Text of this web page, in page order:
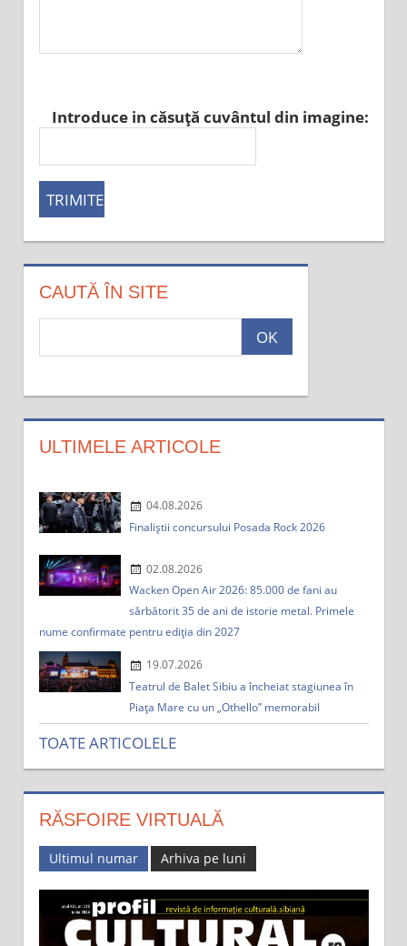
Introduce in căsuţă cuvântul din imagine:
CAUTĂ ÎN SITE
t
ULTIMELE ARTICOLE
04.08.2026
Finaliștii concursului Posada Rock 2026
02.08.2026
Wacken Open Air 2026: 85.000 de fani au
sărbătorit 35 de ani de istorie metal. Primele
nume confirmate pentru ediția din 2027
19.07.2026
Teatrul de Balet Sibiu a încheiat stagiunea în
Piața Mare cu un „Othello” memorabil
TOATE ARTICOLELE
RĂSFOIRE VIRTUALĂ
Ultimul numar Arhiva pe luni